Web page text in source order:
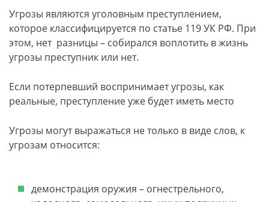
Угрозы являются уголовным преступлением,
которое классифицируется по статье 119 УК РФ. При
этом, нет разницы – собирался воплотить в жизнь
угрозы преступник или нет.
Если потерпевший воспринимает угрозы, как
реальные, преступление уже будет иметь место
Угрозы могут выражаться не только в виде слов, к
угрозам относится:
демонстрация оружия – огнестрельного,